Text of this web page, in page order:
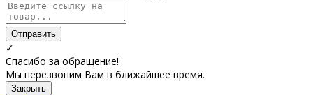
Отправить
✓
Спасибо за обращение!
Мы перезвоним Вам в ближайшее время.
Закрыть